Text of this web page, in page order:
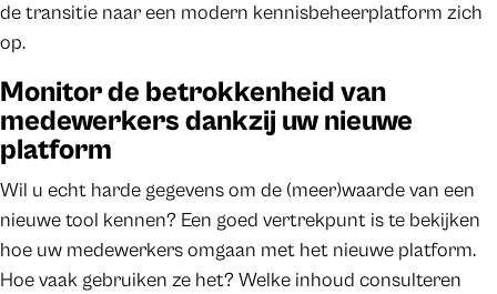
de transitie naar een modern kennisbeheerplatform zich
op.
Monitor de betrokkenheid van
medewerkers dankzij uw nieuwe
platform
Wil u echt harde gegevens om de (meer)waarde van een
nieuwe tool kennen? Een goed vertrekpunt is te bekijken
hoe uw medewerkers omgaan met het nieuwe platform.
Hoe vaak gebruiken ze het? Welke inhoud consulteren